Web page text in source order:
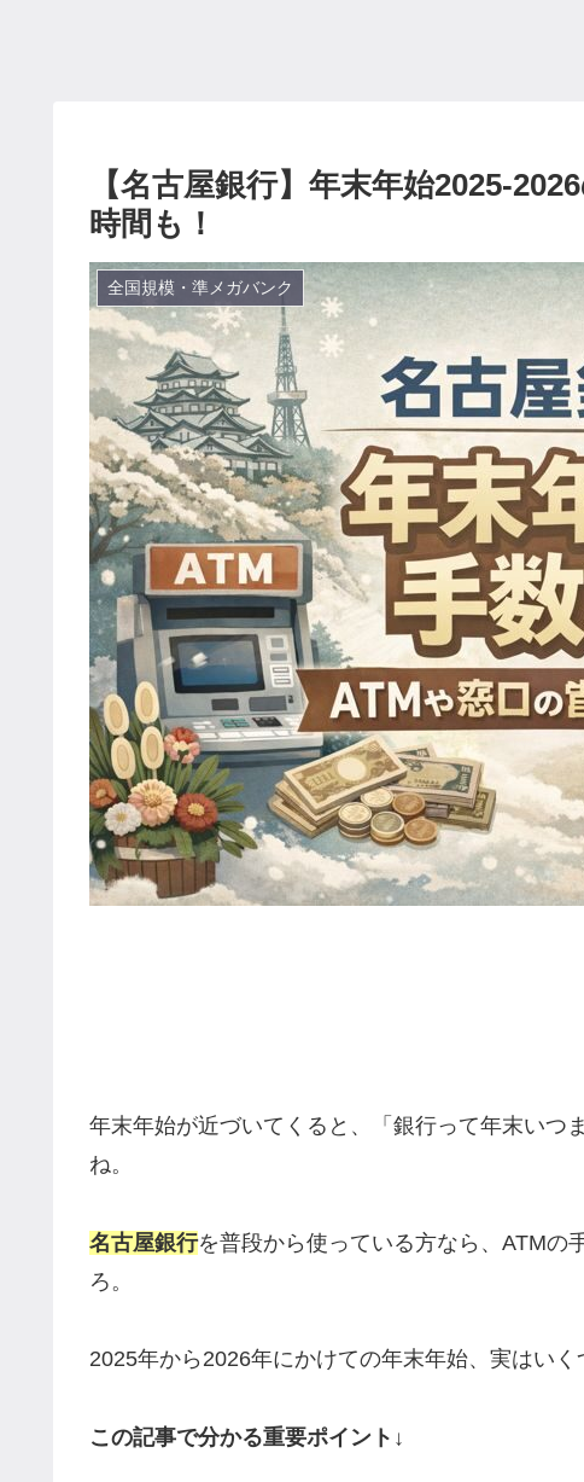
【名古屋銀行】年末年始2025-
時間も！
全国規模・準メガバンク
年末年始が近づいてくると、「銀行って年末いつ
ね。
名古屋銀行を普段から使っている方なら、ATMの
ろ。
2025年から2026年にかけての年末年始、実はい
この記事で分かる重要ポイント ↓